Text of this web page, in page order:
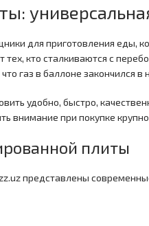
для приготовления еды,
тех, кто сталкиваются с
газ в баллоне закончился
удобно, быстро,
внимание при покупке
плиты
представлены